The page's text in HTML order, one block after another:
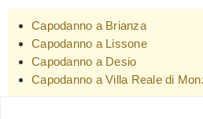
Capodanno a Brianza
Capodanno a Lissone
Capodanno a Desio
Capodanno a Villa Reale di